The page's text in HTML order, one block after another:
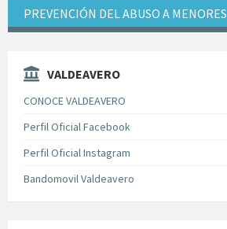
PREVENCIÓN DEL ABUSO A MENORES
VALDEAVERO
CONOCE VALDEAVERO
Perfil Oficial Facebook
Perfil Oficial Instagram
Bandomovil Valdeavero